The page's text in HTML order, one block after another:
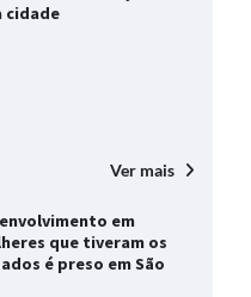
cidade
Ver mais
em
que tiveram os
é preso em São